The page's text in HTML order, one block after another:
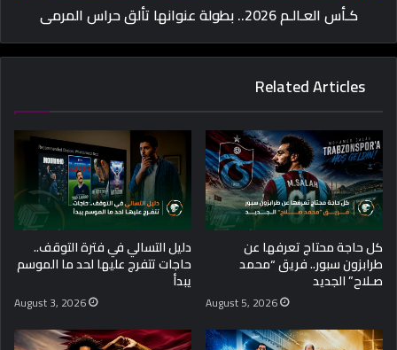
كـأس العـالـم 2026.. بطولة عنوانها تألق حراس المرمى
Related Articles
كل حاجة محتاج تعرفها عن
طرابزون سبور.. فريق “محمد
صـلاح” الجديد
August 5, 2026
دليل التسالي في فترة التوقف..
حاجات تتفرج عليها لحد ما الموسم
يبدأ
August 3, 2026